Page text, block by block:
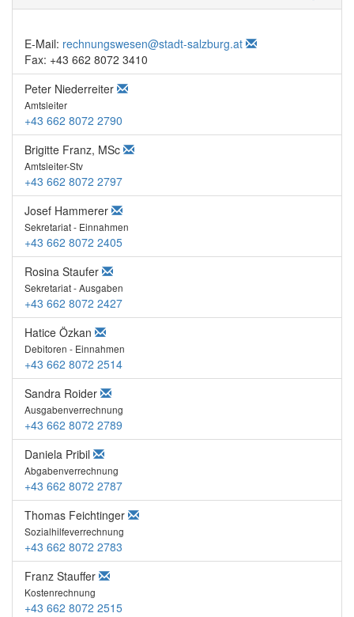
E-Mail: rechnungswesen@stadt-salzburg.at
Fax: +43 662 8072 3410
Peter Niederreiter
Amtsleiter
+43 662 8072 2790
Brigitte Franz, MSc
Amtsleiter-Stv
+43 662 8072 2797
Josef Hammerer
Sekretariat - Einnahmen
+43 662 8072 2405
Rosina Staufer
Sekretariat - Ausgaben
+43 662 8072 2427
Hatice Özkan
Debitoren - Einnahmen
+43 662 8072 2514
Sandra Roider
Ausgabenverrechnung
+43 662 8072 2789
Daniela Pribil
Abgabenverrechnung
+43 662 8072 2787
Thomas Feichtinger
Sozialhilfeverrechnung
+43 662 8072 2783
Franz Stauffer
Kostenrechnung
+43 662 8072 2515